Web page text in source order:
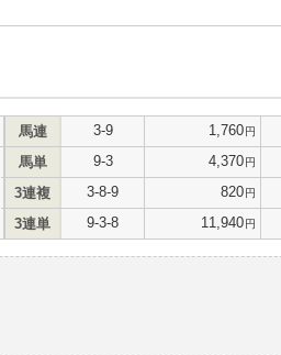
馬連 3-9 1,760円
馬単 9-3 4,370円
3連複 3-8-9 820円
3連単 9-3-8 11,940円